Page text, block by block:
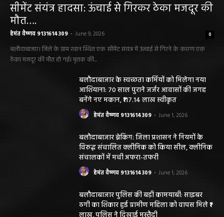
सीमेंट संयंत्र हादसा: ऊंचाई से गिरकर ठेका मजदूर की
मौत….
हेमंत वैष्णव 9131614309 - June 9, 2026 0
बलौदाबाजार। जिले के ग्राम रवान स्थित एक सीमेंट संयंत्र में ऊंचाई से गिरने के कारण एक
ठेका मजदूर की मौत हो गई। मृतक की...
बलौदाबाजार के स्वच्छता कर्मियों को मिलेगा नया
आशियाना: 70 साल पुराने जर्जर आवासों की जगह
बनेंगे नए मकान, ₹117.14 लाख स्वीकृत
हेमंत वैष्णव 9131614309 - June 1, 2026
बलौदाबाजार ब्रेकिंग: जिला प्रशासन ने नियमों के
विरुद्ध संचालित क्लीनिक को किया सील, क्लीनिक
संचालकों में मची अफरा-तफरी
हेमंत वैष्णव 9131614309 - June 1, 2026
बलौदाबाजार पुलिस की बड़ी कामयाबी: साइबर
ठगी का शिकार हुई ग्रामीण महिला को वापस मिले ₹1